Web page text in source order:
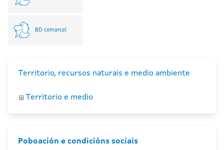
BD comarcal
Territorio, recursos naturais e medio ambiente
Territorio e medio
Poboación e condicións sociais